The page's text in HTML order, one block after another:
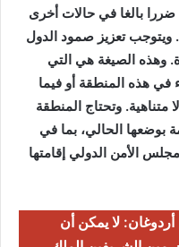
بالغا في حالات أخرى
ويتوجب تعزيز صمود الدول
وهذه الصيغة هي التي
في هذه المنطقة أو فيما
متناهية. وتحتاج المنطقة
بوضعها الحالي، بما في
الأمن الدولي إقامتها
لا يمكن أن